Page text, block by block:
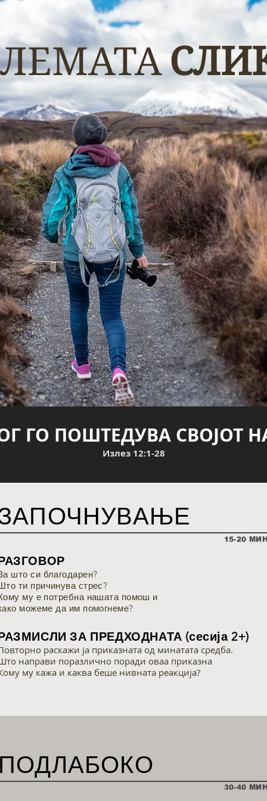
ГО ПОШТЕДУВА СВОЈОТ
Излез 12:1-28
15-20
што си благодарен?
ти причинува стрес?
му е потребна нашата помош и
можеме да им помогнеме?
ЗА ПРЕДХОДНАТА (сесија 2+)
раскажи ја приказната од минатата средба.
направи поразлично поради оваа приказна
му кажа и каква беше нивната реакција?
30-40